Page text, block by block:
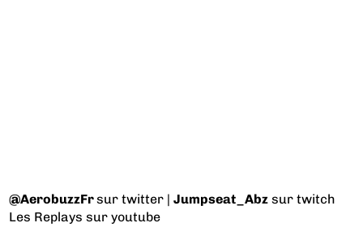
@AerobuzzFrsur twitter |Jumpseat_Abz sur twitch
Les Replays sur youtube